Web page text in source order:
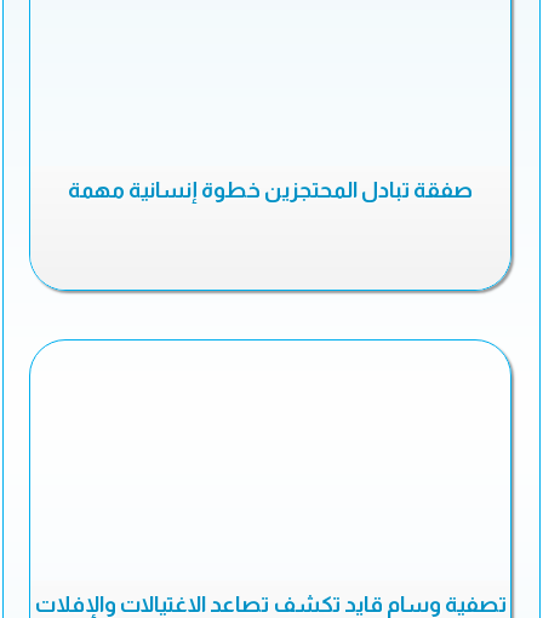
صفقة تبادل المحتجزين خطوة إنسانية مهمة
تصفية وسام قايد تكشف تصاعد الاغتيالات والإفلات